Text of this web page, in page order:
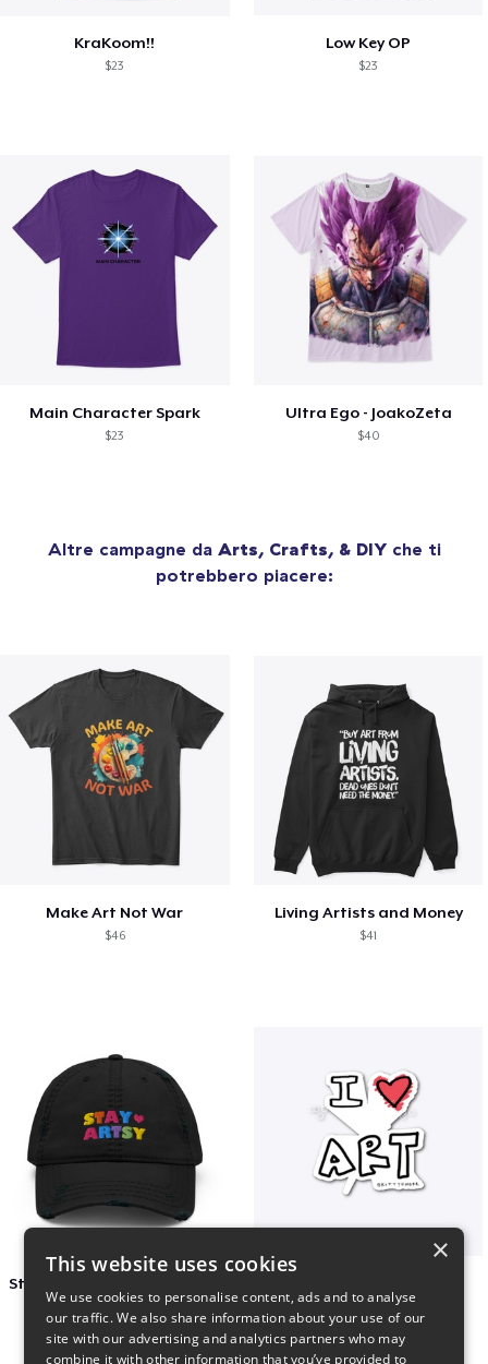
KraKoom!!
$23
Low Key OP
$23
Main Character Spark
$23
Ultra Ego - JoakoZeta
$40
Altre campagne da Arts, Crafts, & DIYche ti
potrebbero piacere:
Make Art Not War
$46
Living Artists and Money
$41
$27 $7
×
This website uses cookies
We use cookies to personalise content, ads and to analyse
our traffic. We also share information about your use of our
site with our advertising and analytics partners who may
combine it with other information that you’ve provided to